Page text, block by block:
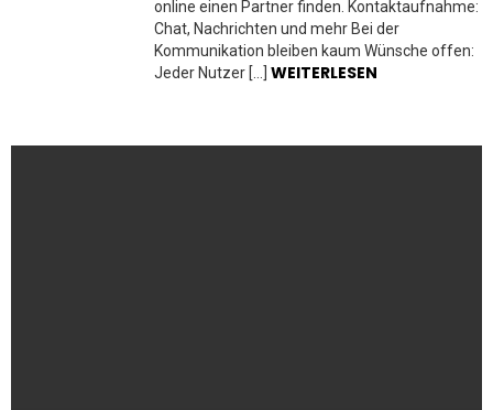
online einen Partner finden. Kontaktaufnahme:
Chat, Nachrichten und mehr Bei der
Kommunikation bleiben kaum Wünsche offen:
Jeder Nutzer […] WEITERLESEN